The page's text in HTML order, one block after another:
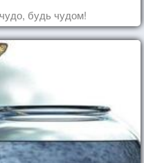
будь чудом!